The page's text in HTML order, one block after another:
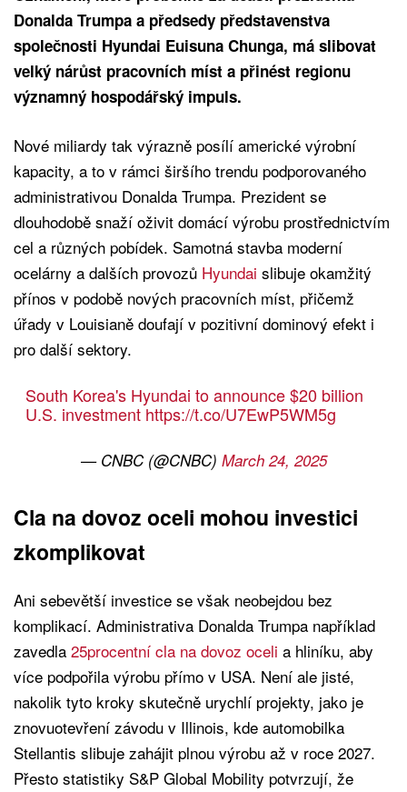
Donalda Trumpa a předsedy představenstva
společnosti Hyundai Euisuna Chunga, má slibovat
velký nárůst pracovních míst a přinést regionu
významný hospodářský impuls.
Nové miliardy tak výrazně posílí americké výrobní
kapacity, a to v rámci širšího trendu podporovaného
administrativou Donalda Trumpa. Prezident se
dlouhodobě snaží oživit domácí výrobu prostřednictvím
cel a různých pobídek. Samotná stavba moderní
ocelárny a dalších provozů Hyundai slibuje okamžitý
přínos v podobě nových pracovních míst, přičemž
úřady v Louisianě doufají v pozitivní dominový efekt i
pro další sektory.
South Korea's Hyundai to announce $20 billion
U.S. investment https://t.co/U7EwP5WM5g
— CNBC (@CNBC) March 24, 2025
Cla na dovoz oceli mohou investici
zkomplikovat
Ani sebevětší investice se však neobejdou bez
komplikací. Administrativa Donalda Trumpa například
zavedla 25procentní cla na dovoz oceli a hliníku, aby
více podpořila výrobu přímo v USA. Není ale jisté,
nakolik tyto kroky skutečně urychlí projekty, jako je
znovuotevření závodu v Illinois, kde automobilka
Stellantis slibuje zahájit plnou výrobu až v roce 2027.
Přesto statistiky S&P Global Mobility potvrzují, že